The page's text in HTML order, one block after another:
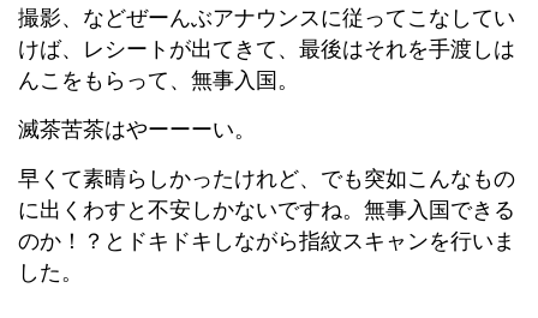
撮影、などぜーんぶアナウンスに従ってこなしてい
けば、レシートが出てきて、最後はそれを手渡しは
んこをもらって、無事入国。
滅茶苦茶はやーーーい。
早くて素晴らしかったけれど、でも突如こんなもの
に出くわすと不安しかないですね。無事入国できる
のか！？とドキドキしながら指紋スキャンを行いま
した。